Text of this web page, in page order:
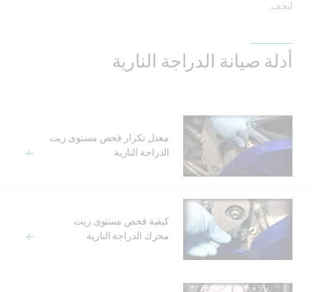
ليجف.
أدلة صيانة الدراجة النارية
معدل تكرار فحص مستوى زيت
الدراجة النارية
كيفية فحص مستوى زيت
محرك الدراجة النارية